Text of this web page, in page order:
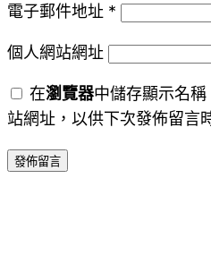
電子郵件地址 *
個人網站網址
在瀏覽器中儲存顯示名
站網址，以供下次發佈留言